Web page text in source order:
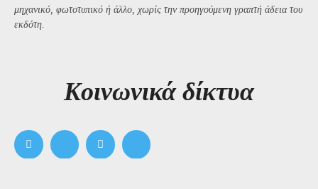
μηχανικό, φωτοτυπικό ή άλλο, χωρίς την προηγούμενη γραπτή άδεια του
εκδότη.
Kοινωνικά δίκτυα